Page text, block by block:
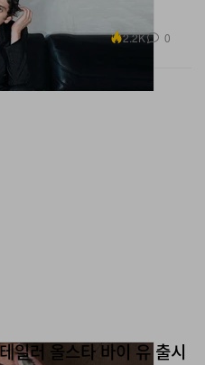
2.2K 0
일러 올스타 바이 유 출시